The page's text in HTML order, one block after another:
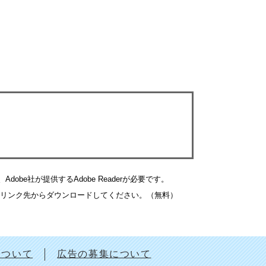
社が提供するAdobe Readerが必要です。
ンク先からダウンロードしてください。（無料）
いて 広告の募集について